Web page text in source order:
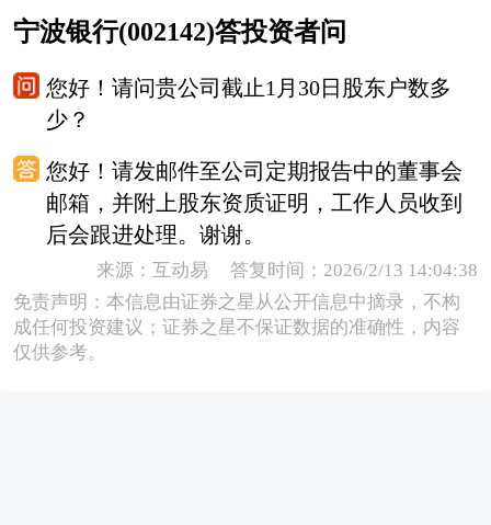
宁波银行(002142)答投资者问
您好！请问贵公司截止1月30日股东户数多
少？
您好！请发邮件至公司定期报告中的董事会
邮箱，并附上股东资质证明，工作人员收到
后会跟进处理。谢谢。
来源：互动易 答复时间：2026/2/13 14:04:38
免责声明：本信息由证券之星从公开信息中摘录，不构
成任何投资建议；证券之星不保证数据的准确性，内容
仅供参考。